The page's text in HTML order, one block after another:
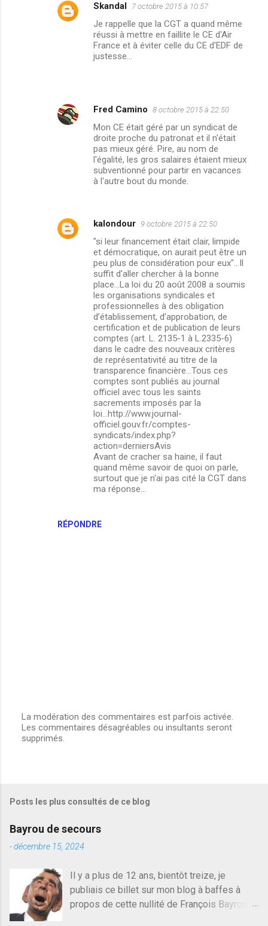
RÉPONDRE
Skandal 7 octobre 2015 à 10:57
Je rappelle que la CGT a quand même
réussi à mettre en faillite le CE d'Air
France et à éviter celle du CE d'EDF de
justesse...
Fred Camino 8 octobre 2015 à 22:50
Mon CE était géré par un syndicat de
droite proche du patronat et il n'était
pas mieux géré. Pire, au nom de
l'égalité, les gros salaires étaient mieux
subventionné pour partir en vacances
à l'autre bout du monde.
kalondour 9 octobre 2015 à 22:50
"si leur financement était clair, limpide
et démocratique, on aurait peut être un
peu plus de considération pour eux"...Il
suffit d'aller chercher à la bonne
place...La loi du 20 août 2008 a soumis
les organisations syndicales et
professionnelles à des obligation
d’établissement, d’approbation, de
certification et de publication de leurs
comptes (art. L. 2135-1 à L.2335-6)
dans le cadre des nouveaux critères
de représentativité au titre de la
transparence financière...Tous ces
comptes sont publiés au journal
officiel avec tous les saints
sacrements imposés par la
loi...http://www.journal-
officiel.gouv.fr/comptes-
syndicats/index.php?
action=derniersAvis
Avant de cracher sa haine, il faut
quand même savoir de quoi on parle,
surtout que je n'ai pas cité la CGT dans
ma réponse...
E
n
t
e
r
u
m
m
e
n
La modération des commentaires est parfois activée.
Les commentaires désagréables ou insultants seront
supprimés.
Posts les plus consultés de ce blog
Bayrou de secours
-décembre 15, 2024
Il y a plus de 12 ans, bientôt treize, je
publiais ce billet sur mon blog à baffes à
propos de cette nullité de François Bayrou. Il